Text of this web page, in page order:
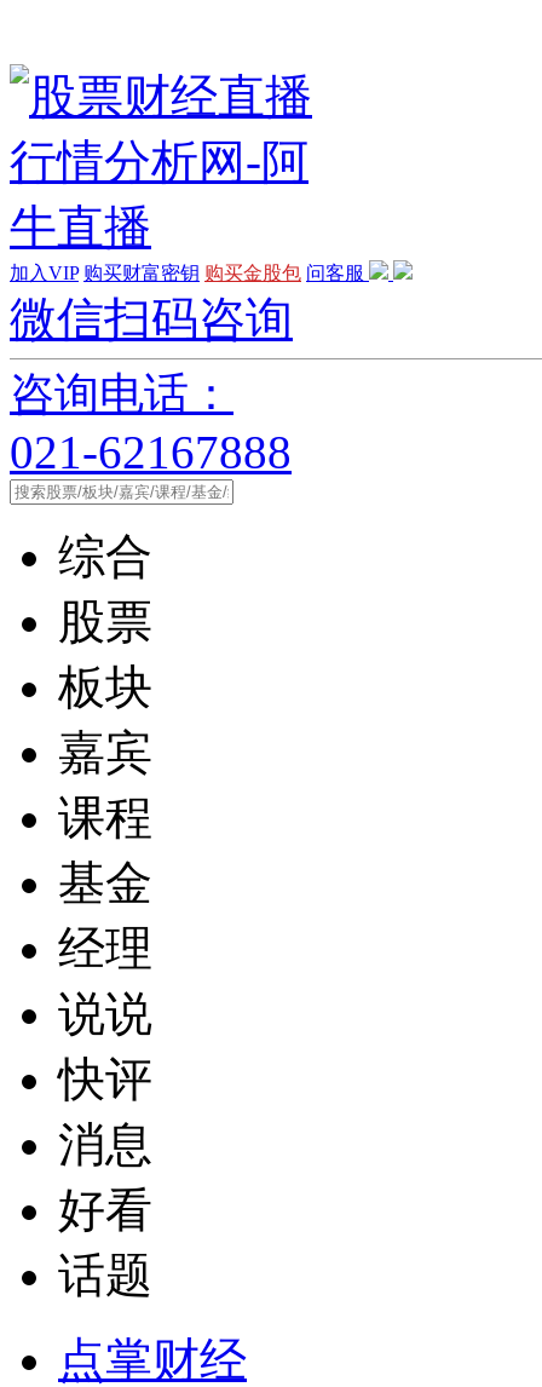
加入VIP 购买财富密钥 购买金股包 问客服
微信扫码咨询
咨询电话：
021-62167888
综合
股票
板块
嘉宾
课程
基金
经理
说说
快评
消息
好看
话题
点掌财经